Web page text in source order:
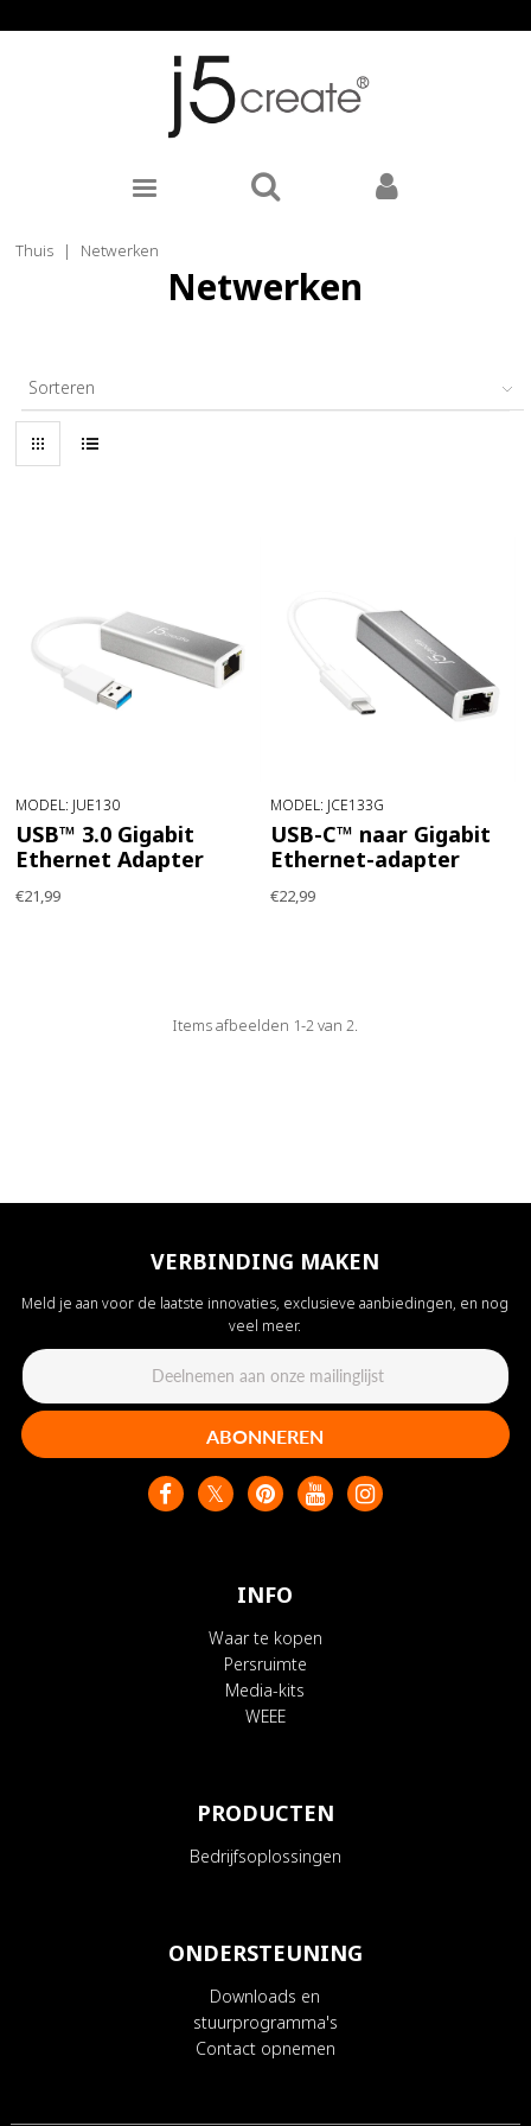
Thuis | Netwerken
Netwerken
Sorteren
MODEL: JUE130
USB™ 3.0 Gigabit
Ethernet Adapter
€21,99
MODEL: JCE133G
USB-C™ naar Gigabit
Ethernet-adapter
€22,99
Items afbeelden 1-2 van 2.
INFO
Waar te kopen
Persruimte
Media-kits
WEEE
PRODUCTEN
Bedrijfsoplossingen
ONDERSTEUNING
Downloads en
stuurprogramma's
Contact opnemen
VERBINDING MAKEN
Meld je aan voor de laatste innovaties, exclusieve aanbiedingen, en nog
veel meer.
ABONNEREN